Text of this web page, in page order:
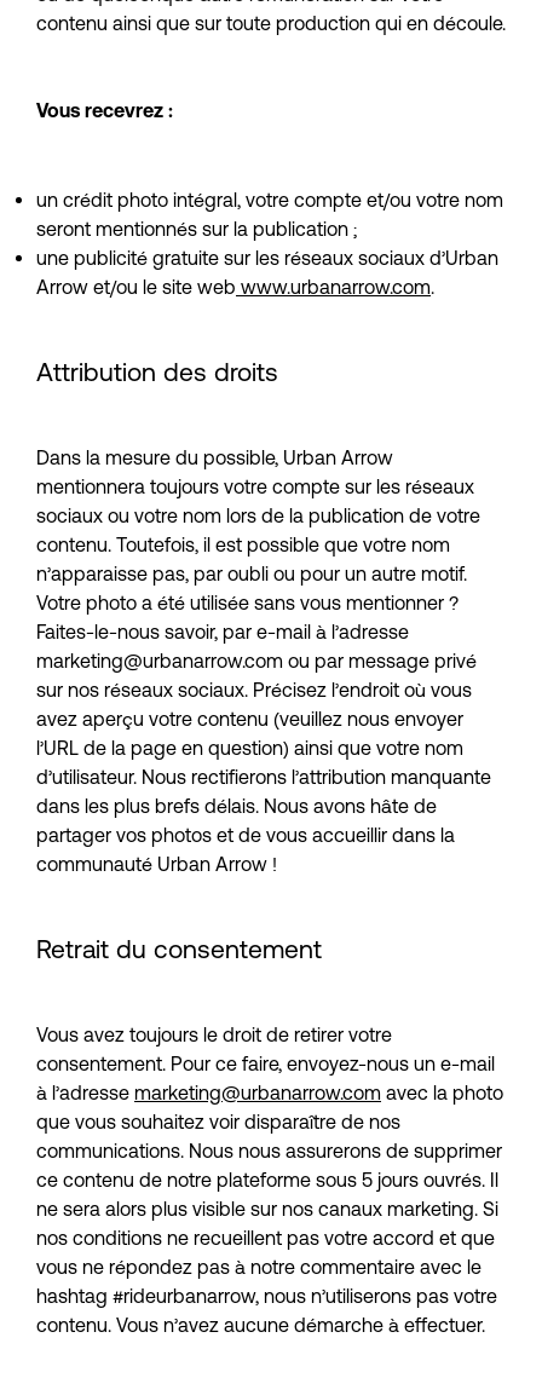
contenu ainsi que sur toute production qui en découle.
Vous recevrez :
un crédit photo intégral, votre compte et/ou votre nom
seront mentionnés sur la publication ;
une publicité gratuite sur les réseaux sociaux d’Urban
Arrow et/ou le site web www.urbanarrow.com.
Attribution des droits
Dans la mesure du possible, Urban Arrow
mentionnera toujours votre compte sur les réseaux
sociaux ou votre nom lors de la publication de votre
contenu. Toutefois, il est possible que votre nom
n’apparaisse pas, par oubli ou pour un autre motif.
Votre photo a été utilisée sans vous mentionner ?
marketing@urbanarrow.com ou par message privé
sur nos réseaux sociaux. Précisez l’endroit où vous
avez aperçu votre contenu (veuillez nous envoyer
l’URL de la page en question) ainsi que votre nom
d’utilisateur. Nous rectifierons l’attribution manquante
dans les plus brefs délais. Nous avons hâte de
partager vos photos et de vous accueillir dans la
communauté Urban Arrow !
Retrait du consentement
Vous avez toujours le droit de retirer votre
consentement. Pour ce faire, envoyez-nous un e-mail
à l’adresse marketing@urbanarrow.com avec la photo
que vous souhaitez voir disparaître de nos
communications. Nous nous assurerons de supprimer
ce contenu de notre plateforme sous 5 jours ouvrés. Il
ne sera alors plus visible sur nos canaux marketing. Si
nos conditions ne recueillent pas votre accord et que
vous ne répondez pas à notre commentaire avec le
hashtag #rideurbanarrow, nous n’utiliserons pas votre
contenu. Vous n’avez aucune démarche à effectuer.